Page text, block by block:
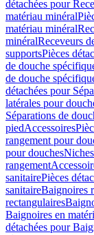
détachées pour
matériau minéral
matériau minéral
minéralReceveurs
supportsPièces
de douche
de douche
détachées pour
latérales pour
Séparations de
piedAccessoires
rangement pour
pour douches
rangement
sanitairePièces
sanitaireBaignoires
rectangulaires
Baignoires en
détachées pour